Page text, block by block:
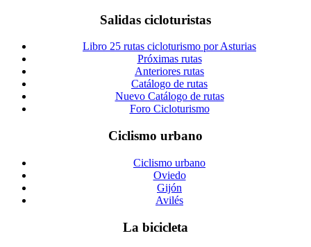
Salidas cicloturistas
Libro 25 rutas cicloturismo por Asturias
Próximas rutas
Anteriores rutas
Catálogo de rutas
Nuevo Catálogo de rutas
Foro Cicloturismo
Ciclismo urbano
Ciclismo urbano
Oviedo
Gijón
Avilés
La bicicleta